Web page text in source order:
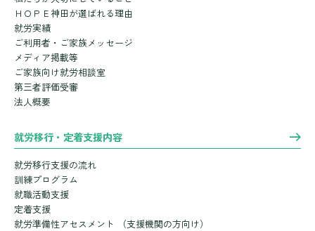
ＨＯＰＥ神田が選ばれる理由
就労実績
ご利用者・ご家族メッセージ
メディア掲載等
ご家族向け就労相談室
第三者評価受審
法人概要
就労移行・定着支援内容
就労移行支援の流れ
訓練プログラム
就職活動支援
定着支援
就労準備性アセスメント
（支援機関の方向け）